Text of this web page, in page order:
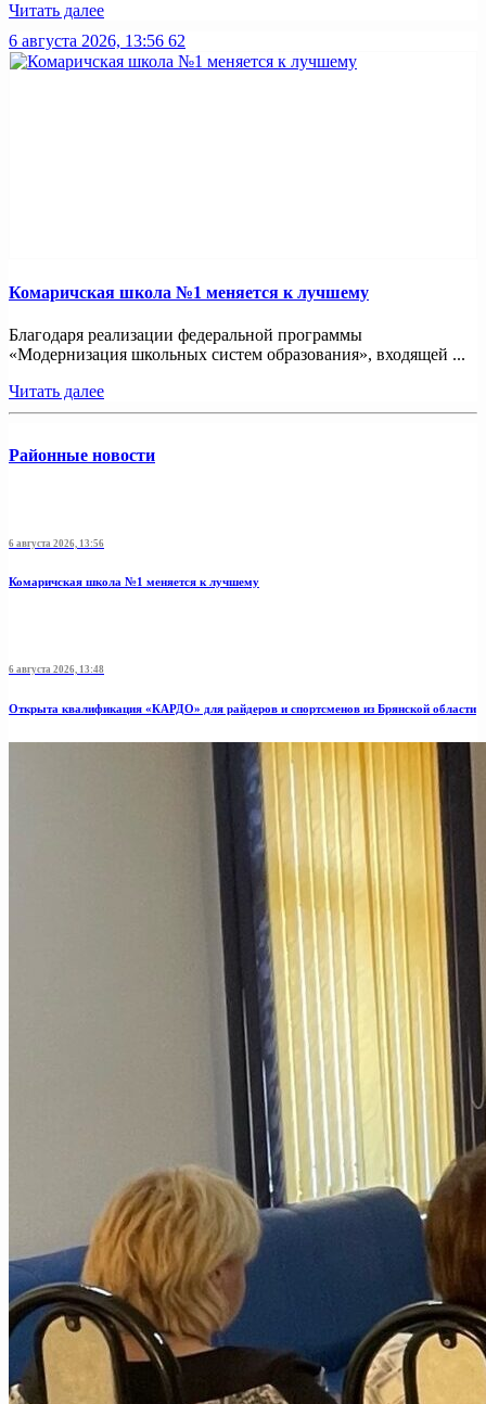
Читать далее
6 августа 2026, 13:56 62
Комаричская школа №1 меняется к лучшему
Благодаря реализации федеральной программы
«Модернизация школьных систем образования», входящей ...
Читать далее
Районные новости
6 августа 2026, 13:56
Комаричская школа №1 меняется к лучшему
6 августа 2026, 13:48
Открыта квалификация «КАРДО» для райдеров и спортсменов из Брянской области